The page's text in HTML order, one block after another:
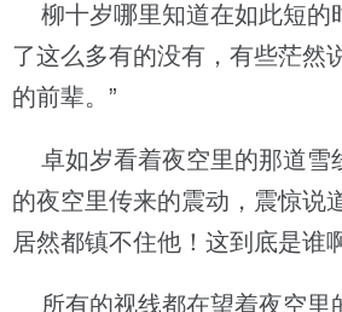
柳十岁哪里知道在如此短的
了这么多有的没有，有些茫然
的前辈。”
卓如岁看着夜空里的那道雪
的夜空里传来的震动，震惊
居然都镇不住他！这到底是谁
所有的视线都在望着夜空里